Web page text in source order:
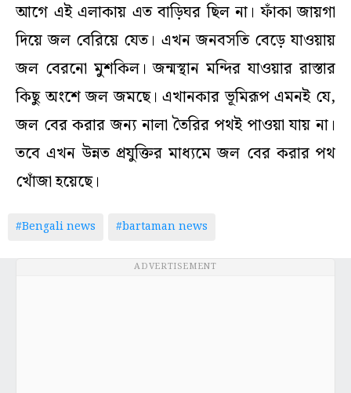
আগে এই এলাকায় এত বাড়িঘর ছিল না। ফাঁকা জায়গা
দিয়ে জল বেরিয়ে যেত। এখন জনবসতি বেড়ে যাওয়ায়
জল বেরনো মুশকিল। জন্মস্থান মন্দির যাওয়ার রাস্তার
কিছু অংশে জল জমছে। এখানকার ভূমিরূপ এমনই যে,
জল বের করার জন্য নালা তৈরির পথই পাওয়া যায় না।
তবে এখন উন্নত প্রযুক্তির মাধ্যমে জল বের করার পথ
খোঁজা হয়েছে।
#Bengali news #bartaman news
ADVERTISEMENT